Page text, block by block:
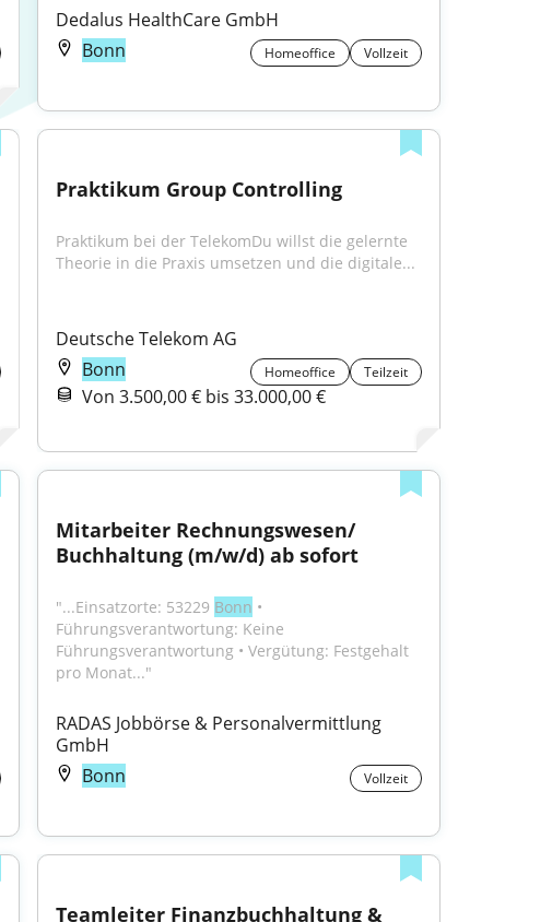
Dedalus HealthCare GmbH
Bonn
Homeoffice Vollzeit
Praktikum Group Controlling
Praktikum bei der TelekomDu willst die gelernte
Theorie in die Praxis umsetzen und die digitale...
Deutsche Telekom AG
Bonn
Homeoffice Teilzeit
Von 3.500,00 € bis 33.000,00 €
Mitarbeiter Rechnungswesen/
Buchhaltung (m/w/d) ab sofort
"...Einsatzorte: 53229 Bonn •
Führungsverantwortung: Keine
Führungsverantwortung • Vergütung: Festgehalt
pro Monat..."
RADAS Jobbörse & Personalvermittlung
GmbH
Bonn
Vollzeit
Teamleiter Finanzbuchhaltung &